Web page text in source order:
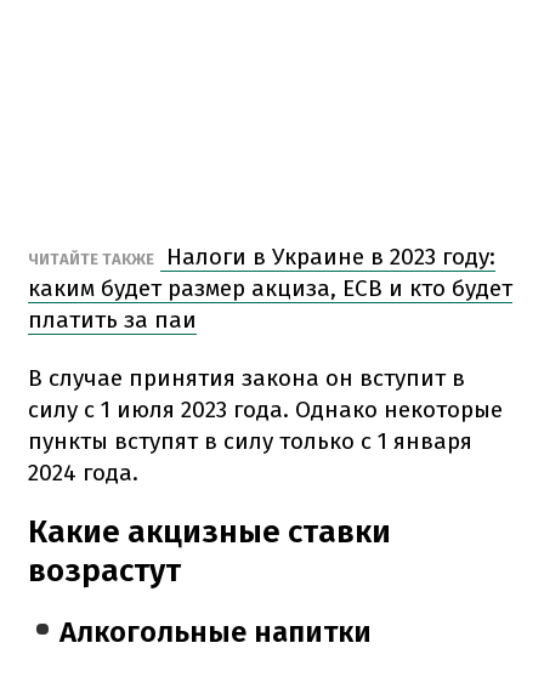
ЧИТАЙТЕ ТАКЖЕ
Налоги в Украине в 2023 году:
каким будет размер акциза, ЕСВ и кто будет
платить за паи
В случае принятия закона он вступит в
силу с 1 июля 2023 года. Однако некоторые
пункты вступят в силу только с 1 января
2024 года.
Какие акцизные ставки
возрастут
Алкогольные напитки